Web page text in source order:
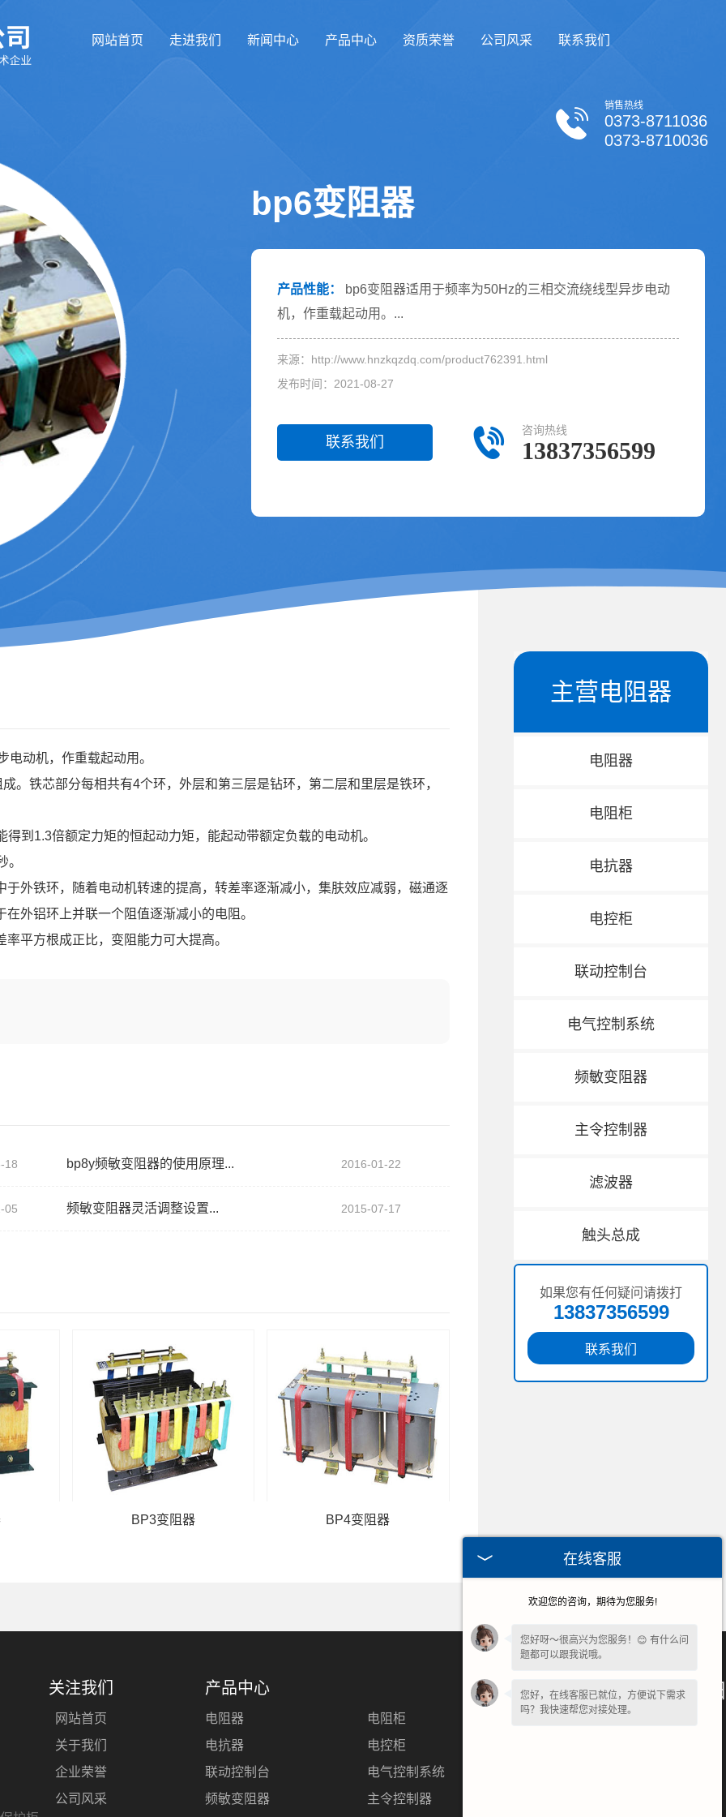
网站首页 走进我们 新闻中心 产品中心 资质荣誉 公司风采 联系我们
销售热线
0373-8711036
0373-8710036
bp6变阻器
产品性能：
bp6变阻器适用于频率为50Hz的三相交流绕线型异步电动
机，作重载起动用。...
来源：http://www.hnzkqzdq.com/product762391.html
发布时间：2021-08-27
联系我们
咨询热线
13837356599
动机，作重载起动用。
铁芯部分每相共有4个环，外层和第三层是钻环，第二层和里层是铁环，
1.3倍额定力矩的恒起动力矩，能起动带额定负载的电动机。
铁环，随着电动机转速的提高，转差率逐渐减小，集肤效应减弱，磁通逐
外铝环上并联一个阻值逐渐减小的电阻。
方根成正比，变阻能力可大提高。
18 2016-01-22
bp8y频敏变阻器的使用原理...
05 2015-07-17
频敏变阻器灵活调整设置...
BP3变阻器 BP4变阻器
主营电阻器
电阻器
电阻柜
电抗器
电控柜
联动控制台
电气控制系统
频敏变阻器
主令控制器
滤波器
触头总成
如果您有任何疑问请拨打
13837356599
联系我们
关注我们
网站首页
关于我们
企业荣誉
公司风采
产品中心
电阻器
电阻柜
电抗器
电控柜
联动控制台
电气控制系统
频敏变阻器
主令控制器
微信扫一扫
在线客服
欢迎您的咨询，期待为您服务!
您好呀～很高兴为您服务！😊 有什么问
题都可以跟我说哦。
您好，在线客服已就位，方便说下需求
吗？我快速帮您对接处理。